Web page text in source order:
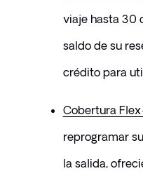
viaje hasta 30
saldo de su
crédito para
Cobertura
reprogramar
la salida,